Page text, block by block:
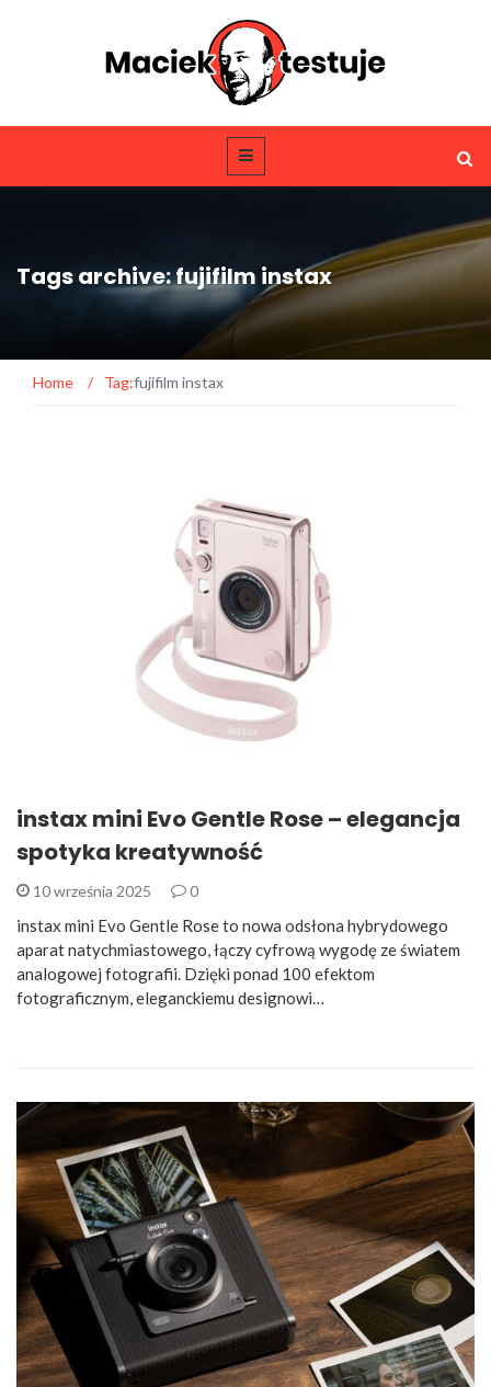
Tags archive: fujifilm instax
Home / Tag:fujifilm instax
instax mini Evo Gentle Rose – elegancja
spotyka kreatywność
10 września 2025 0
instax mini Evo Gentle Rose to nowa odsłona hybrydowego
aparat natychmiastowego, łączy cyfrową wygodę ze światem
analogowej fotografii. Dzięki ponad 100 efektom
fotograficznym, eleganckiemu designowi…